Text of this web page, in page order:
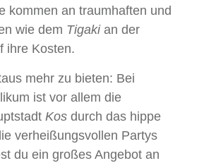
kommen an traumhaften und
wie dem Tigakian der
ihre Kosten.
mehr zu bieten: Bei
ist vor allem die
Kos durch das hippe
verheißungsvollen Partys
du ein großes Angebot an